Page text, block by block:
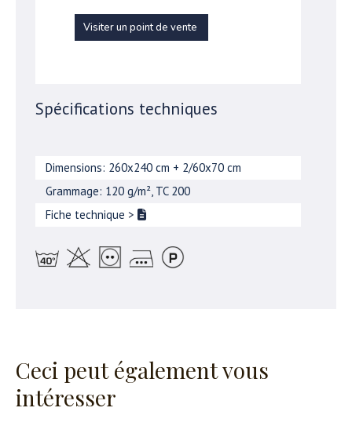
Visiter un point de vente
Spécifications techniques
Dimensions: 260x240 cm + 2/60x70 cm
Grammage: 120 g/m², TC 200
Fiche technique >
Ceci peut également vous
intéresser